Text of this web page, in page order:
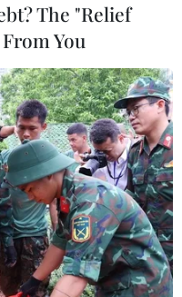
trả lời báo chí. (Nguồn:
nhất Hàn Quốc
của nước này
linh hoạt các yêu
The "Relief
You